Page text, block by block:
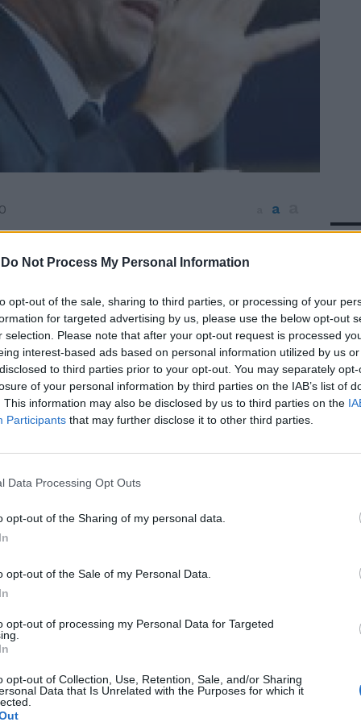
Do Not Process My Personal Information
opt-out of the sale, sharing to third parties, or processing of your
for targeted advertising by us, please use the below opt-out
selection. Please note that after your opt-out request is processed
interest-based ads based on personal information utilized by us
to third parties prior to your opt-out. You may separately
of your personal information by third parties on the IAB’s list of
This information may also be disclosed by us to third parties on the
Participants that may further disclose it to other third parties.
Data Processing Opt Outs
opt-out of the Sharing of my personal data.
opt-out of the Sale of my Personal Data.
opt-out of processing my Personal Data for Targeted
opt-out of Collection, Use, Retention, Sale, and/or Sharing
Data that Is Unrelated with the Purposes for which it
a
il dovere di andare ad elezioni per
da SkyTg24 il suo appello: "Tutti
Fini a Di Pietro, in Parlamento per votare
a casa Berlusconi e andare alle
dispiace - aggiunge l'ex magistrato - che
e che soprattutto vorrebbe portare
colazione non eletta dagli italiani. Io
e voglio affrontare l'avversario politico
ha paura ha già perso". L'EX PM:
CONTRO IL CAV - Ma se si andasse
di centrosinistra? "Serve un premier
un centroavanti di sfondamento, voglio
costruire una buona squadra, per
governo Berlusconi che rilanci
l'occupazione di questo Paese. Tutti noi
- è la proposta dell'ex pm -
squadra, allearci con tutte le persone
per mandare a casa Berlusconi". Ma
centrosinistra dovrà evitare gli errori del
ci mettiamo insieme come quelli
duriamo tre giorni e ritorna Berlusconi -
In
Rudy Giuliani a Come States?
americana